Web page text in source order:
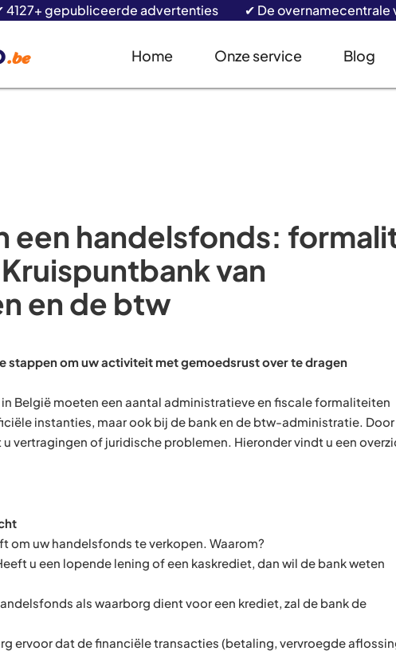
4127+ gepubliceerde advertenties ✔ De
.be Home Onze service Blog
een handelsfonds:
van
en de btw
stappen om uw activiteit met gemoedsrust over te dragen
België moeten een aantal administratieve en fiscale formaliteiten
instanties, maar ook bij de bank en de btw-administratie. Door
vertragingen of juridische problemen. Hieronder vindt u een
om uw handelsfonds te verkopen. Waarom?
u een lopende lening of een kaskrediet, dan wil de bank weten
als waarborg dient voor een krediet, zal de bank de
ervoor dat de financiële transacties (betaling, vervroegde